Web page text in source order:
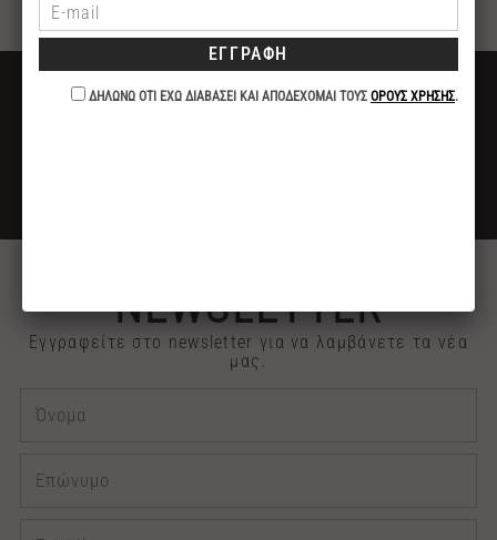
ΔΩΡΕΑΝ ΜΕΤΑΦΟΡΙΚΑ
ΓΙΑ ΑΓΟΡΕΣ ΑΝΩ ΤΩΝ 40€
NEWSLETTER
Εγγραφείτε στο newsletter για να λαμβάνετε τα νέα
μας.